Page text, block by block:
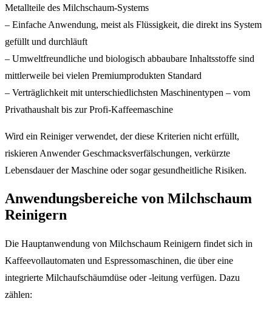
Metallteile des Milchschaum-Systems
– Einfache Anwendung, meist als Flüssigkeit, die direkt ins System
gefüllt und durchläuft
– Umweltfreundliche und biologisch abbaubare Inhaltsstoffe sind
mittlerweile bei vielen Premiumprodukten Standard
– Verträglichkeit mit unterschiedlichsten Maschinentypen – vom
Privathaushalt bis zur Profi-Kaffeemaschine
Wird ein Reiniger verwendet, der diese Kriterien nicht erfüllt,
riskieren Anwender Geschmacksverfälschungen, verkürzte
Lebensdauer der Maschine oder sogar gesundheitliche Risiken.
Anwendungsbereiche von Milchschaum
Reinigern
Die Hauptanwendung von Milchschaum Reinigern findet sich in
Kaffeevollautomaten und Espressomaschinen, die über eine
integrierte Milchaufschäumdüse oder -leitung verfügen. Dazu
zählen: